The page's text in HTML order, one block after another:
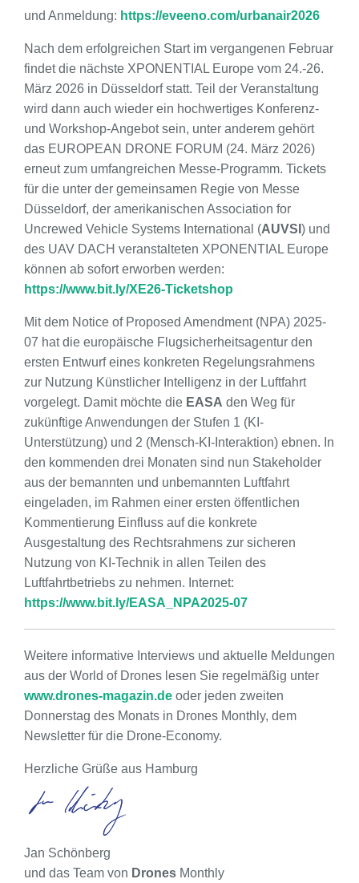
und Anmeldung: https://eveeno.com/urbanair2026
Nach dem erfolgreichen Start im vergangenen Februar
findet die nächste XPONENTIAL Europe vom 24.-26.
März 2026 in Düsseldorf statt. Teil der Veranstaltung
wird dann auch wieder ein hochwertiges Konferenz-
und Workshop-Angebot sein, unter anderem gehört
das EUROPEAN DRONE FORUM (24. März 2026)
erneut zum umfangreichen Messe-Programm. Tickets
für die unter der gemeinsamen Regie von Messe
Düsseldorf, der amerikanischen Association for
Uncrewed Vehicle Systems International (AUVSI ) und
des UAV DACH veranstalteten XPONENTIAL Europe
können ab sofort erworben werden:
https://www.bit.ly/XE26-Ticketshop
Mit dem Notice of Proposed Amendment (NPA) 2025-
07 hat die europäische Flugsicherheitsagentur den
ersten Entwurf eines konkreten Regelungsrahmens
zur Nutzung Künstlicher Intelligenz in der Luftfahrt
vorgelegt. Damit möchte die EASA den Weg für
zukünftige Anwendungen der Stufen 1 (KI-
Unterstützung) und 2 (Mensch-KI-Interaktion) ebnen. In
den kommenden drei Monaten sind nun Stakeholder
aus der bemannten und unbemannten Luftfahrt
eingeladen, im Rahmen einer ersten öffentlichen
Kommentierung Einfluss auf die konkrete
Ausgestaltung des Rechtsrahmens zur sicheren
Nutzung von KI-Technik in allen Teilen des
Luftfahrtbetriebs zu nehmen. Internet:
https://www.bit.ly/EASA_NPA2025-07
Weitere informative Interviews und aktuelle Meldungen
aus der World of Drones lesen Sie regelmäßig unter
www.drones-magazin.de oder jeden zweiten
Donnerstag des Monats in Drones Monthly, dem
Newsletter für die Drone-Economy.
Herzliche Grüße aus Hamburg
Jan Schönberg
und das Team von Drones Monthly